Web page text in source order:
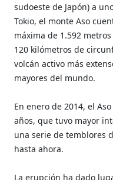
sudoeste de Japón) a
Tokio, el monte Aso
máxima de 1.592
120 kilómetros de
volcán activo más
mayores del mundo.
En enero de 2014, el
años, que tuvo mayor
una serie de temblores
hasta ahora.
La erupción ha dado